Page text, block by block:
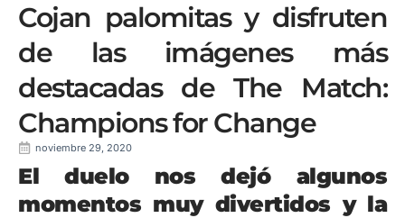
Cojan palomitas y disfruten
de las imágenes más
destacadas de The Match:
Champions for Change
noviembre 29, 2020
El duelo nos dejó algunos
momentos muy divertidos y la